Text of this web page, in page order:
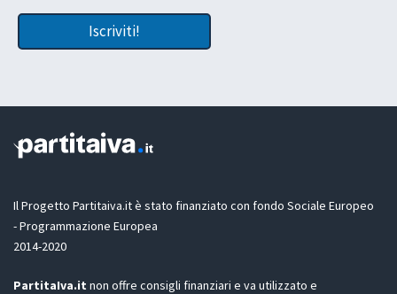
e
t
a
o
n
e
c
t
n
D
P
R
*
Iscriviti!
Il Progetto Partitaiva.it è stato finanziato con fondo Sociale Europeo
- Programmazione Europea
2014-2020
PartitaIva.it non offre consigli finanziari e va utilizzato e